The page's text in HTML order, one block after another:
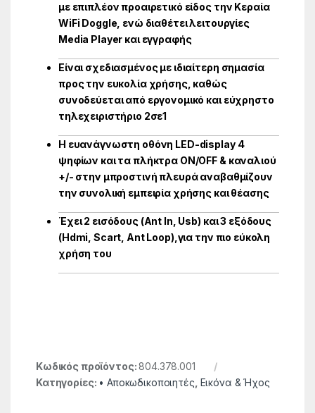
με επιπλέον προαιρετικό είδος την Κεραία
WiFi Doggle, ενώ διαθέτει λειτουργίες
Media Player και εγγραφής
Είναι σχεδιασμένος με ιδιαίτερη σημασία
προς την ευκολία χρήσης, καθώς
συνοδεύεται από εργονομικό και εύχρηστο
τηλεχειριστήριο 2σε1
Η ευανάγνωστη οθόνη LED-display 4
ψηφίων και τα πλήκτρα ON/OFF & καναλιού
+/- στην μπροστινή πλευρά αναβαθμίζουν
την συνολική εμπειρία χρήσης και θέασης
Έχει 2 εισόδους (Ant In, Usb) και 3 εξόδους
(Hdmi, Scart, Ant Loop),για την πιο εύκολη
χρήση του
Κωδικός προϊόντος:804.378.001
Κατηγορίες: • Αποκωδικοποιητές Εικόνα & Ήχος